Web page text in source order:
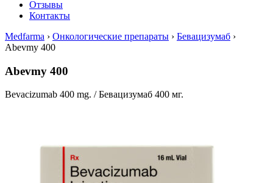
Отзывы
Контакты
Medfarma › Онкологические препараты › Бевацизумаб ›
Abevmy 400
Abevmy 400
Bevacizumab 400 mg. / Бевацизумаб 400 мг.